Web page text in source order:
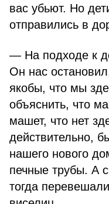
вас убьют. Но
отправились в
— На подходе к
Он нас
якобы, что мы
объяснить, что
машет, что нет
действительно,
нашего нового
печные трубы. А
тогда